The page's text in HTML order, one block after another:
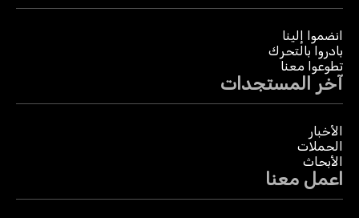
انضموا إلينا
بادروا بالتحرك
تطوعوا معنا
آخر المستجدات
الأخبار
الحملات
الأبحاث
اعمل معنا